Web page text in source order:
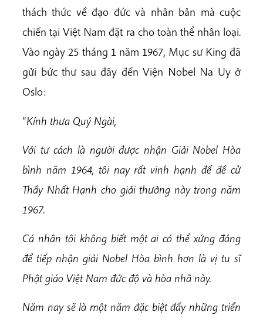
thách thức về đạo đức và nhân bản mà cuộc
chiến tại Việt Nam đặt ra cho toàn thể nhân loại.
Vào ngày 25 tháng 1 năm 1967, Mục sư King đã
gửi bức thư sau đây đến Viện Nobel Na Uy ở
Oslo:
“Kính thưa Quý Ngài,
Với tư cách là người được nhận Giải Nobel Hòa
bình năm 1964, tôi nay rất vinh hạnh để đề cử
Thầy Nhất Hạnh cho giải thưởng này trong năm
1967.
Cá nhân tôi không biết một ai có thể xứng đáng
để tiếp nhận giải Nobel Hòa bình hơn là vị tu sĩ
Phật giáo Việt Nam đức độ và hòa nhã này.
Năm nay sẽ là một năm đặc biệt đầy những triển